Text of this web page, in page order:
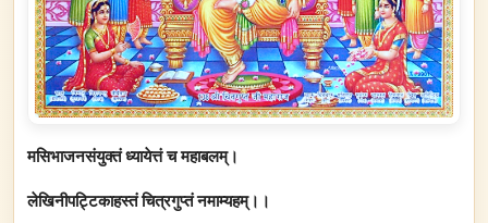
मसिभाजनसंयुक्तं ध्यायेत्तं च महाबलम्।
लेखिनीपट्टिकाहस्तं चित्रगुप्तं नमाम्यहम्।।